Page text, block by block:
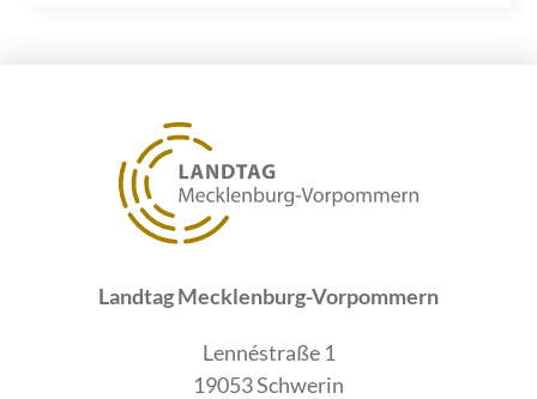
Landtag Mecklenburg-Vorpommern
Lennéstraße 1
19053 Schwerin